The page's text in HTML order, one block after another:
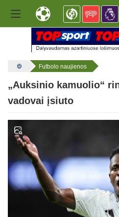
Futbolo naujienos
„Auksinio kamuolio“
vadovai įsiuto